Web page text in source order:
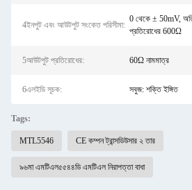
4ইনপুট এবং আউটপুট সংকেত পরিসীমা:
0 থেকে ± 50mV,
প্রতিরোধের 600Ω
5আউটপুট প্রতিরোধের: 60Ω নামমাত্র
6এলইডি সূচক: সবুজ: শক্তি ইঙ্গিত
Tags:
MTL5546 CE কম্পন ট্রান্সডিউসার ২ তার
৯৬মা এমটিএল৫৫৪৪ডি এমটিএল নিরাপত্তা বাধা